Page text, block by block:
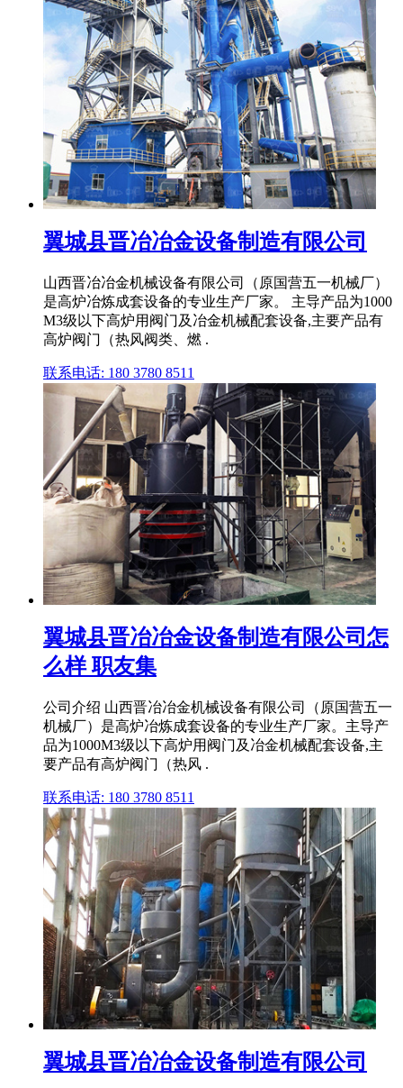
翼城县晋冶冶金设备制造有限公司
山西晋冶冶金机械设备有限公司（原国营五一机械厂）
是高炉冶炼成套设备的专业生产厂家。 主导产品为1000
M3级以下高炉用阀门及冶金机械配套设备,主要产品有
高炉阀门（热风阀类、燃 .
联系电话: 180 3780 8511
翼城县晋冶冶金设备制造有限公司怎
么样 职友集
公司介绍 山西晋冶冶金机械设备有限公司（原国营五一
机械厂）是高炉冶炼成套设备的专业生产厂家。主导产
品为1000M3级以下高炉用阀门及冶金机械配套设备,主
要产品有高炉阀门（热风 .
联系电话: 180 3780 8511
翼城县晋冶冶金设备制造有限公司